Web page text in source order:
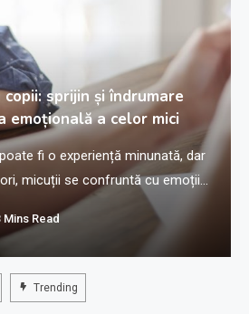
sprijin și îndrumare
emoțională a celor mici
fi o experiență minunată, dar
micuții se confruntă cu emoții
sau dificultăți de concentrare
de zi cu zi. În astfel de momente,
pentru copii oferă sprijin
și soluții adaptate nevoilor
i să dezvolte o…
Mins Read
Trending